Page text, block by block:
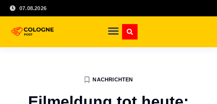
07.08.2026
NACHRICHTEN